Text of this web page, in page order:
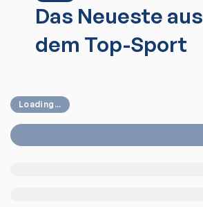
Das Neueste aus
dem Top-Sport
Loading...